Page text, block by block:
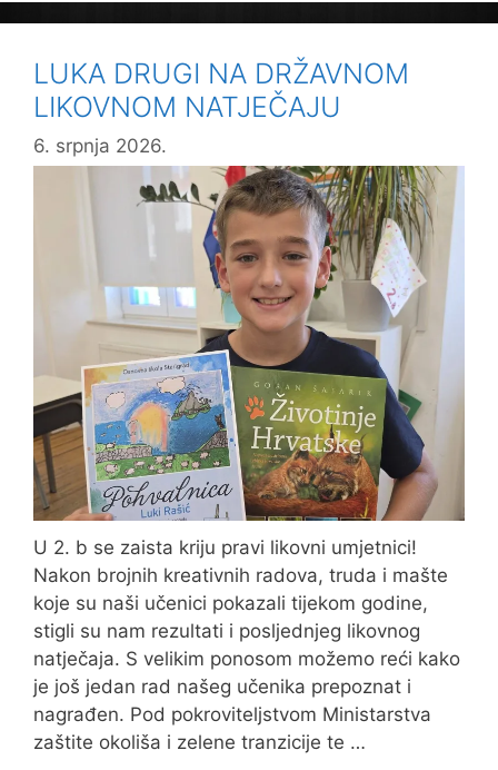
učenicima
razreda
LUKA DRUGI NA DRŽAVNOM
LIKOVNOM NATJEČAJU
6. srpnja 2026.
U 2. b se zaista kriju pravi likovni umjetnici!
Nakon brojnih kreativnih radova, truda i mašte
koje su naši učenici pokazali tijekom godine,
stigli su nam rezultati i posljednjeg likovnog
natječaja. S velikim ponosom možemo reći kako
je još jedan rad našeg učenika prepoznat i
nagrađen. Pod pokroviteljstvom Ministarstva
zaštite okoliša i zelene tranzicije te …